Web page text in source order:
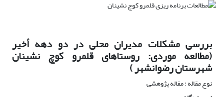
بررسی مشکلات مدیران محلی در دو دهه أخیر
(مطالعه موردی: روستاهای قلمرو کوچ نشینان
شهرستان رضوانشهر )
نوع مقاله : مقاله پژوهشی